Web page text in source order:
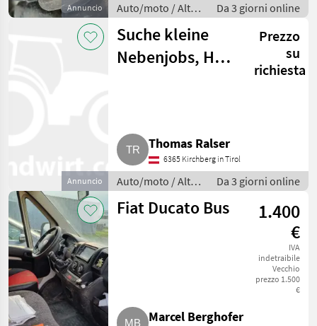
Annuncio
Auto/moto / Altre
auto e moto
Da 3 giorni online
Annuncio
Suche kleine
Nebenjobs, Hof,
Prezzo
su
richiesta
Thomas Ralser
6365 Kirchberg in Tirol
Auto/moto / Altre
auto e moto
Da 3 giorni online
Fiat Ducato Bus
1.400
€
IVA
indetraibile
Vecchio
prezzo 1.500
€
Marcel Berghofer